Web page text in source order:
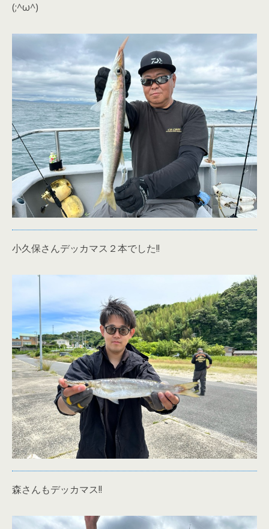
(;^ω^)
小久保さんデッカマス２本でした!!
森さんもデッカマス!!